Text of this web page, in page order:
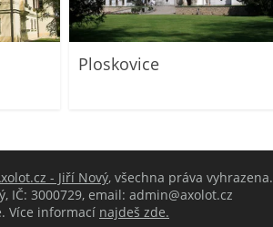
Ploskovice
- Jiří Nový, všechna práva vyhrazena.
IČ: 3000729, email: admin@axolot.cz
Více informací najdeš zde.